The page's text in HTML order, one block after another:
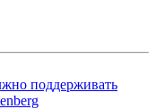
поддерживать